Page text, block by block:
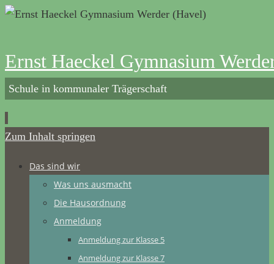
Ernst Haeckel Gymnasium
Schule in kommunaler Trägerschaft
Zum Inhalt springen
Das sind wir
Was uns ausmacht
Die Hausordnung
Anmeldung
Anmeldung zur Klasse 5
Anmeldung zur Klasse 7